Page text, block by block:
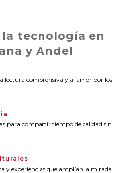
la tecnología en
y Andel
lectura comprensiva y al amor por los
para compartir tiempo de calidad sin
y experiencias que amplían la mirada.